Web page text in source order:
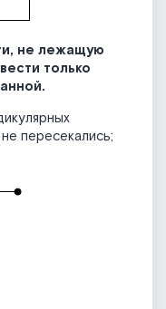
не лежащую
только
пересекались;